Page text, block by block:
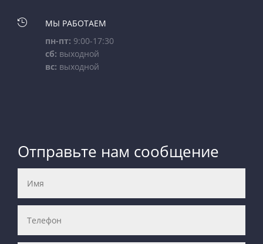

МЫ РАБОТАЕМ
пн-пт: 9:00-17:30
сб: выходной
вс: выходной
Отправьте нам сообщение